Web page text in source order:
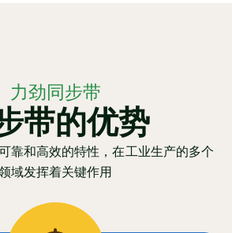
力劲同步带
带的优势
靠和高效的特性，在工业生产的多个
域发挥着关键作用